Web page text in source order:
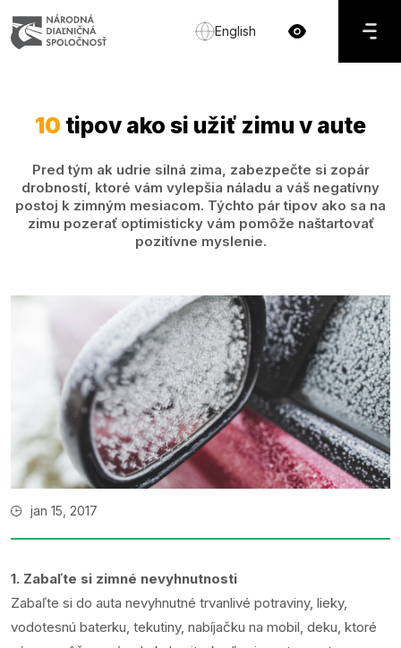
English
10 tipov ako si užiť zimu v aute
Pred tým ak udrie silná zima, zabezpečte si zopár
drobností, ktoré vám vylepšia náladu a váš negatívny
postoj k zimným mesiacom. Týchto pár tipov ako sa na
zimu pozerať optimisticky vám pomôže naštartovať
pozitívne myslenie.
jan 15, 2017
1. Zabaľte si zimné nevyhnutnosti
Zabaľte si do auta nevyhnutné trvanlivé potraviny, lieky,
vodotesnú baterku, tekutiny, nabíjačku na mobil, deku, ktoré